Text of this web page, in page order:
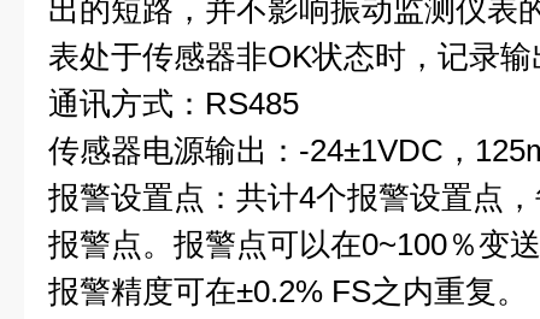
出的短路，并不影响振动监测仪表
表处于传感器非OK状态时，记录
通讯方式：RS485
传感器电源输出：-24±1VDC，
报警设置点：共计4个报警设置点
报警点。报警点可以在0~100％变
报警精度可在±0.2% FS之内重复。